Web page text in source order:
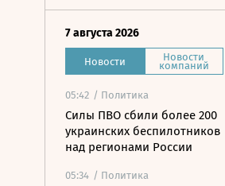
7 августа 2026
Новости Новости
компаний
05:42 / Политика
Силы ПВО сбили более 200
украинских беспилотников
над регионами России
05:34 / Политика